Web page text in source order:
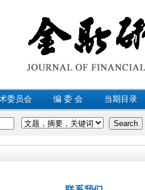
委员会 编 委 会 当期目录